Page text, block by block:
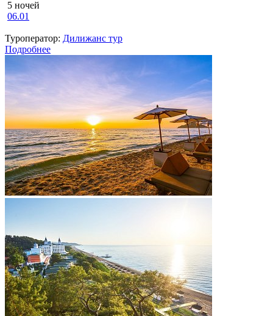
5 ночей
06.01
Туроператор: Дилижанс тур
Подробнее